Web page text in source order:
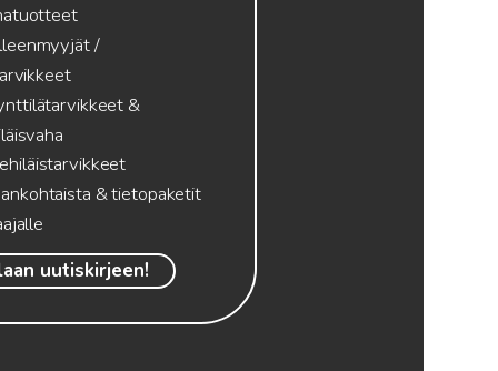
/
&
& tietopaketit